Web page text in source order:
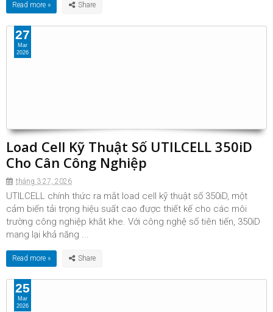
Read more »
Load Cell Kỹ Thuật Số UTILCELL 350iD
Cho Cân Công Nghiệp
tháng 3 27, 2026
UTILCELL chính thức ra mắt load cell kỹ thuật số 350iD, một
cảm biến tải trọng hiệu suất cao được thiết kế cho các môi
trường công nghiệp khắt khe. Với công nghệ số tiên tiến, 350iD
mang lại khả năng ...
Read more »
27
Mar
2026
25
Mar
2026